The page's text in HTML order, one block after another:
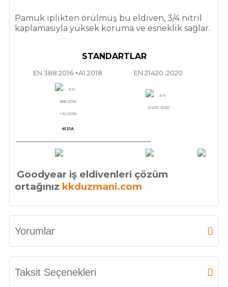
Pamuk iplikten örülmüş bu eldiven, 3/4 nitril
kaplamasıyla yüksek koruma ve esneklik sağlar.
STANDARTLAR
EN 388:2016 +A1:2018 EN 21420 :2020
4121A
Goodyear iş eldivenleri çözüm
ortağınız kkduzmani.com
Yorumlar
Bu ürüne ilk yorumu siz yapın!
Taksit Seçenekleri